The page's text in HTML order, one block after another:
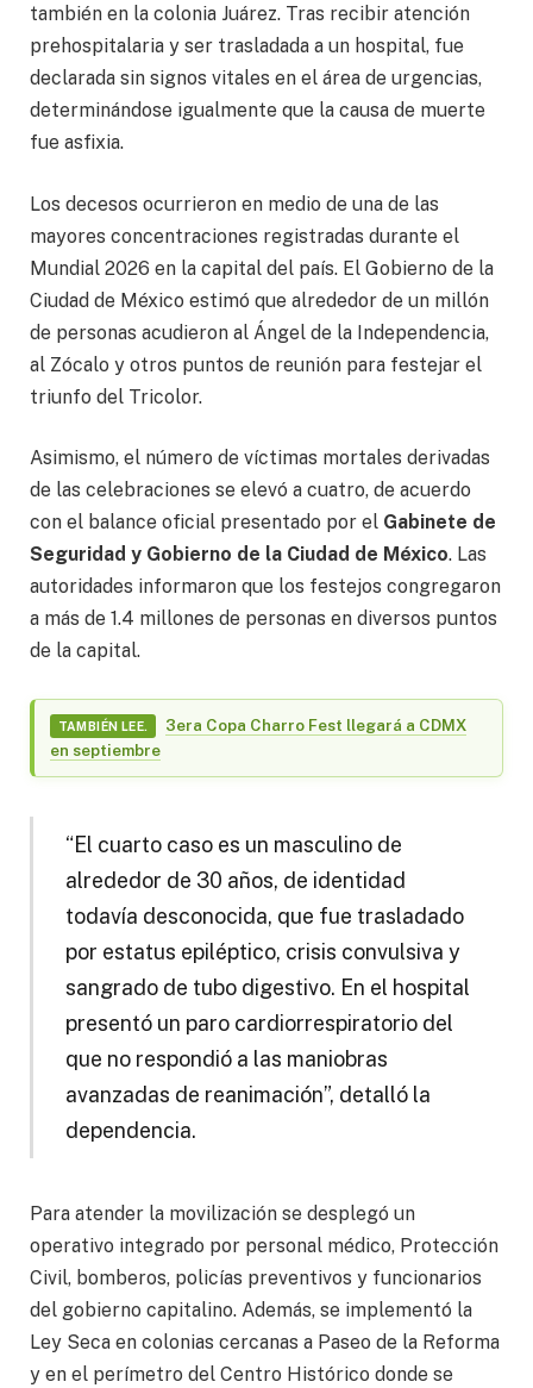
también en la colonia Juárez. Tras recibir atención
prehospitalaria y ser trasladada a un hospital, fue
declarada sin signos vitales en el área de urgencias,
determinándose igualmente que la causa de muerte
fue asfixia.
Los decesos ocurrieron en medio de una de las
mayores concentraciones registradas durante el
Mundial 2026 en la capital del país. El Gobierno de la
Ciudad de México estimó que alrededor de un millón
de personas acudieron al Ángel de la Independencia,
al Zócalo y otros puntos de reunión para festejar el
triunfo del Tricolor.
Asimismo, el número de víctimas mortales derivadas
de las celebraciones se elevó a cuatro, de acuerdo
con el balance oficial presentado por el Gabinete de
Seguridad y Gobierno de la Ciudad de México. Las
autoridades informaron que los festejos congregaron
a más de 1.4 millones de personas en diversos puntos
de la capital.
TAMBIÉN LEE.
3era Copa Charro Fest llegará a CDMX
en septiembre
“El cuarto caso es un masculino de
alrededor de 30 años, de identidad
todavía desconocida, que fue trasladado
por estatus epiléptico, crisis convulsiva y
sangrado de tubo digestivo. En el hospital
presentó un paro cardiorrespiratorio del
que no respondió a las maniobras
avanzadas de reanimación”, detalló la
dependencia.
Para atender la movilización se desplegó un
operativo integrado por personal médico, Protección
Civil, bomberos, policías preventivos y funcionarios
del gobierno capitalino. Además, se implementó la
Ley Seca en colonias cercanas a Paseo de la Reforma
y en el perímetro del Centro Histórico donde se